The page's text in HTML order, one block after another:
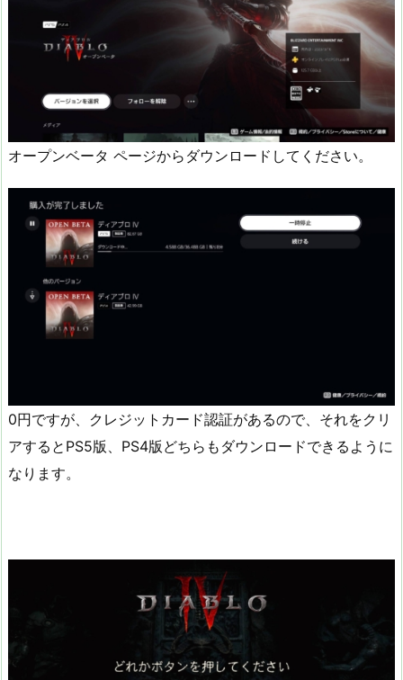
オープンベータ ページからダウンロードしてください。
0円ですが、クレジットカード認証があるので、それをクリ
アするとPS5版、PS4版どちらもダウンロードできるように
なります。